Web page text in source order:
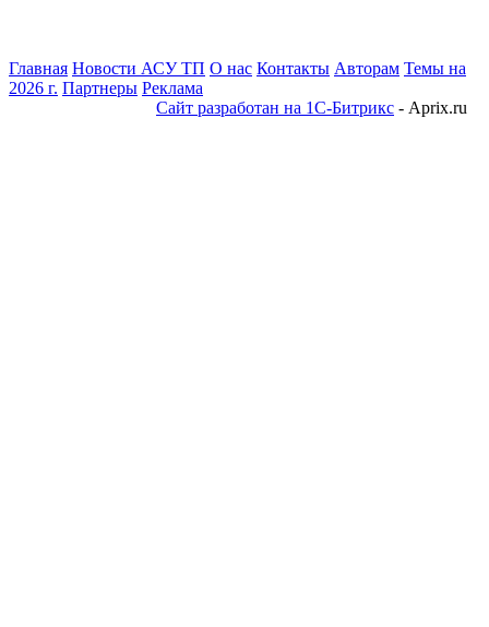
Главная Новости АСУ ТП О нас Контакты Авторам Темы на
2026 г. Партнеры Реклама
Сайт разработан на 1С-Битрикс - Aprix.ru